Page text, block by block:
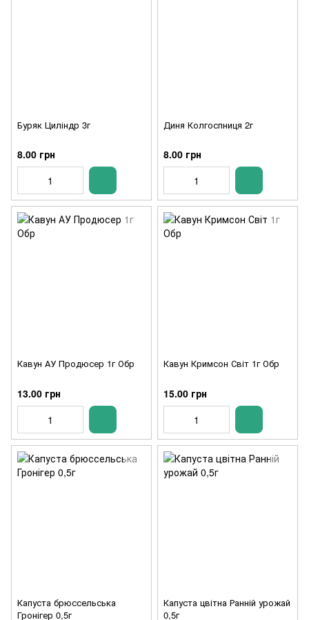
Буряк Циліндр 3г
8.00 грн
Диня Колгоспниця 2г
8.00 грн
Кавун АУ Продюсер 1г Обр
13.00 грн
Кавун Кримсон Світ 1г Обр
15.00 грн
Капуста брюссельська
Гронігер 0,5г
Капуста цвітна Ранній урожай
0,5г